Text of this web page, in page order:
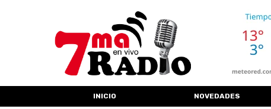
INICIO NOVEDADES